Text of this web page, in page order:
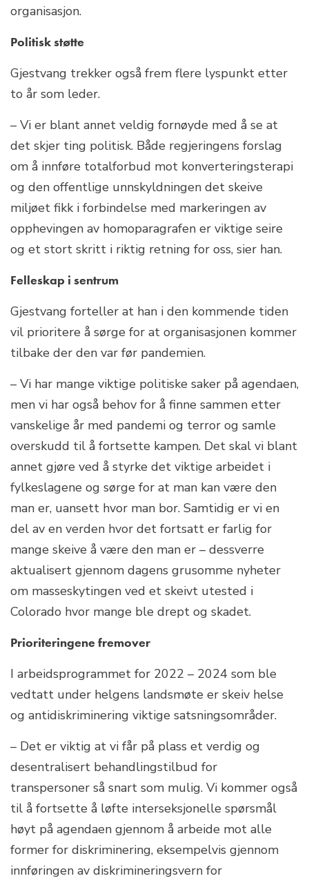
organisasjon.
Politisk støtte
Gjestvang trekker også frem flere lyspunkt etter
to år som leder.
– Vi er blant annet veldig fornøyde med å se at
det skjer ting politisk. Både regjeringens forslag
om å innføre totalforbud mot konverteringsterapi
og den offentlige unnskyldningen det skeive
miljøet fikk i forbindelse med markeringen av
opphevingen av homoparagrafen er viktige seire
og et stort skritt i riktig retning for oss, sier han.
Felleskap i sentrum
Gjestvang forteller at han i den kommende tiden
vil prioritere å sørge for at organisasjonen kommer
tilbake der den var før pandemien.
– Vi har mange viktige politiske saker på agendaen,
men vi har også behov for å finne sammen etter
vanskelige år med pandemi og terror og samle
overskudd til å fortsette kampen. Det skal vi blant
annet gjøre ved å styrke det viktige arbeidet i
fylkeslagene og sørge for at man kan være den
man er, uansett hvor man bor. Samtidig er vi en
del av en verden hvor det fortsatt er farlig for
mange skeive å være den man er – dessverre
aktualisert gjennom dagens grusomme nyheter
om masseskytingen ved et skeivt utested i
Colorado hvor mange ble drept og skadet.
Prioriteringene fremover
I arbeidsprogrammet for 2022 – 2024 som ble
vedtatt under helgens landsmøte er skeiv helse
og antidiskriminering viktige satsningsområder.
– Det er viktig at vi får på plass et verdig og
desentralisert behandlingstilbud for
transpersoner så snart som mulig. Vi kommer også
til å fortsette å løfte interseksjonelle spørsmål
høyt på agendaen gjennom å arbeide mot alle
former for diskriminering, eksempelvis gjennom
innføringen av diskrimineringsvern for